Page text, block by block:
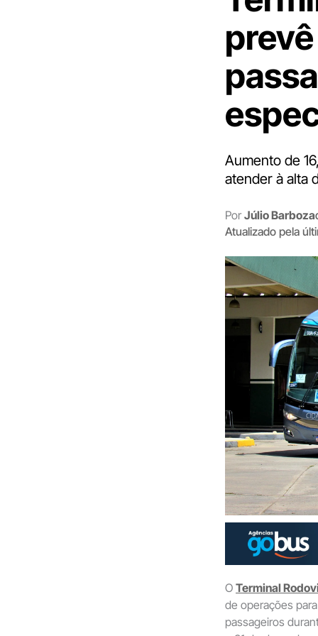
Aumento de
atender à alta
Por Júlio Barboza
Atualizado pela
O Terminal
de operações
passageiros